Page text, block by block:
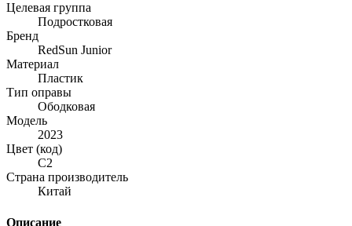
Целевая группа
Подростковая
Бренд
RedSun Junior
Материал
Пластик
Тип оправы
Ободковая
Модель
2023
Цвет (код)
C2
Страна производитель
Китай
Описание